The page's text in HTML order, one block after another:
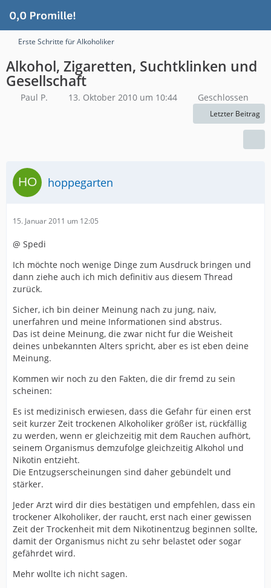
Erste Schritte für Alkoholiker
Alkohol, Zigaretten, Suchtklinken und
Gesellschaft
Paul P. 13. Oktober 2010 um 10:44 Geschlossen
Letzter Beitrag
hoppegarten
15. Januar 2011 um 12:05
@ Spedi
Ich möchte noch wenige Dinge zum Ausdruck bringen und
dann ziehe auch ich mich definitiv aus diesem Thread
zurück.
Sicher, ich bin deiner Meinung nach zu jung, naiv,
unerfahren und meine Informationen sind abstrus.
Das ist deine Meinung, die zwar nicht fur die Weisheit
deines unbekannten Alters spricht, aber es ist eben deine
Meinung.
Kommen wir noch zu den Fakten, die dir fremd zu sein
scheinen:
Es ist medizinisch erwiesen, dass die Gefahr für einen erst
seit kurzer Zeit trockenen Alkoholiker größer ist, rückfällig
zu werden, wenn er gleichzeitig mit dem Rauchen aufhört,
seinem Organismus demzufolge gleichzeitig Alkohol und
Nikotin entzieht.
Die Entzugserscheinungen sind daher gebündelt und
stärker.
Jeder Arzt wird dir dies bestätigen und empfehlen, dass ein
trockener Alkoholiker, der raucht, erst nach einer gewissen
Zeit der Trockenheit mit dem Nikotinentzug beginnen sollte,
damit der Organismus nicht zu sehr belastet oder sogar
gefährdet wird.
Mehr wollte ich nicht sagen.